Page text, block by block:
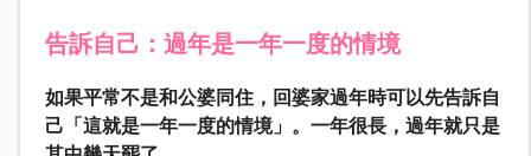
告訴自己：過年是一年一度的情境
如果平常不是和公婆同住，回婆家過年時可以先告訴自
己「這就是一年一度的情境」。一年很長，過年就只是